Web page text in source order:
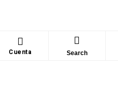
Cuenta Search